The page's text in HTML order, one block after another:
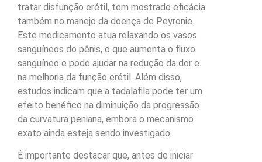
tratar disfunção erétil, tem mostrado eficácia
também no manejo da doença de Peyronie.
Este medicamento atua relaxando os vasos
sanguíneos do pênis, o que aumenta o fluxo
sanguíneo e pode ajudar na redução da dor e
na melhoria da função erétil. Além disso,
estudos indicam que a tadalafila pode ter um
efeito benéfico na diminuição da progressão
da curvatura peniana, embora o mecanismo
exato ainda esteja sendo investigado.
É importante destacar que, antes de iniciar